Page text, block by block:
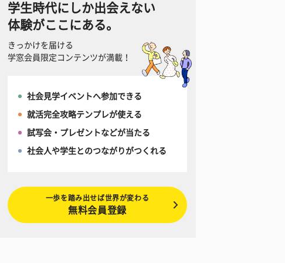
学生時代にしか出会えない
体験がここにある。
きっかけを届ける
学窓会員限定コンテンツが満載！
社会見学イベントへ参加できる
就活完全攻略テンプレが使える
試写会・プレゼントなどが当たる
社会人や学生とのつながりがつくれる
一歩を踏み出せば世界が変わる
無料会員登録